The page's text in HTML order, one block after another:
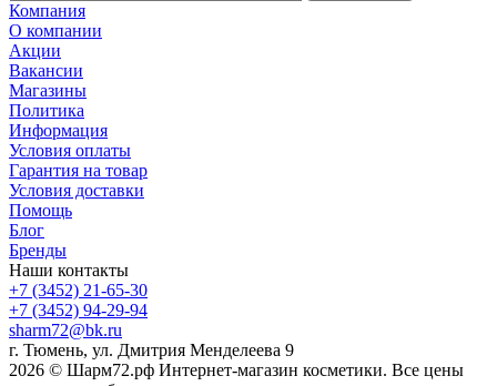
Компания
О компании
Акции
Вакансии
Магазины
Политика
Информация
Условия оплаты
Гарантия на товар
Условия доставки
Помощь
Блог
Бренды
Наши контакты
+7 (3452) 21-65-30
+7 (3452) 94-29-94
sharm72@bk.ru
г. Тюмень, ул. Дмитрия Менделеева 9
2026 © Шарм72.рф Интернет-магазин косметики. Все цены